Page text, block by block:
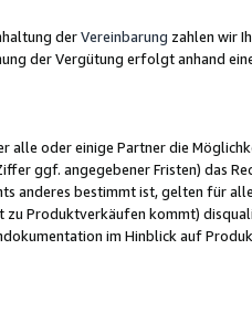
derVereinbarung zahlen wir
der Vergütung erfolgt anhand
alle oder einige Partner die
ggf. angegebener Fristen) das
anderes bestimmt ist, gelten für
Produktverkäufen kommt)
im Hinblick auf